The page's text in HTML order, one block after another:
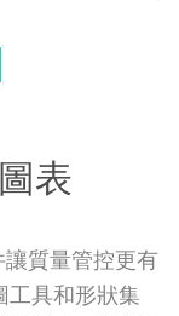
表
質量管控更有
工具和形狀集